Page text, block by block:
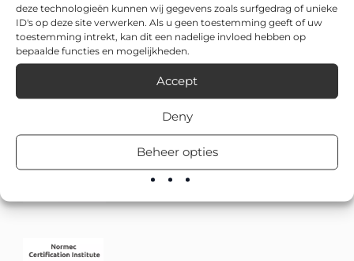
deze technologieën kunnen wij gegevens zoals surfgedrag of unieke
ID's op deze site verwerken. Als u geen toestemming geeft of uw
toestemming intrekt, kan dit een nadelige invloed hebben op
bepaalde functies en mogelijkheden.
Accept
Deny
Beheer opties